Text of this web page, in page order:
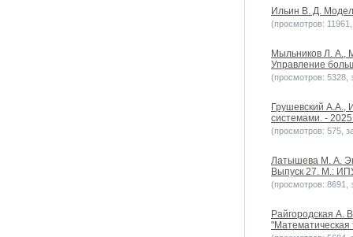
Ильин В. Д.
(просмотров:
Мыльников Л. А.,
Управление
(просмотров: 5328,
Грушевский А.А.,
системами. -
(просмотров: 575,
Латышева М. А.
Выпуск 27. М.:
(просмотров: 8691,
Райгородская А.